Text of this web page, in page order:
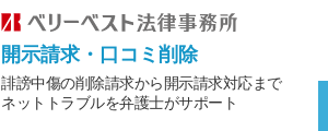
開示請求・口コミ削除
誹謗中傷の削除請求から開示請求対応まで
ネットトラブルを弁護士がサポート